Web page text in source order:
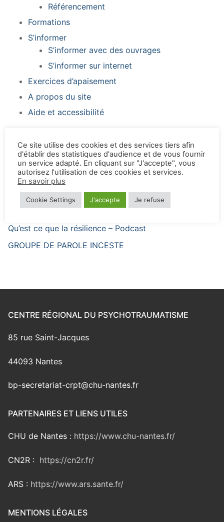
Référencement
Formations
S’informer
S’informer avec des ouvrages
S’informer sur internet
Exercices d’apaisement
A propos du site
Aide et accessibilité
ARTICLES RÉCENTS
CONGRES CUMP/CRP du 20 novembre
2026
Qu’est ce que la résilience – Podcast
GROUPE DE PAROLE INCESTE
CENTRE RÉGIONAL DU PSYCHOTRAUMATISME
85 rue Saint-Jacques
44093 Nantes
bp-secretariat-crpt@chu-nantes.fr
PARTENAIRES ET LIENS UTILES
CHU de Nantes : https://www.chu-nantes.fr/
CN2R : https://cn2r.fr/
ARS : https://www.ars.sante.fr/
MENTIONS LÉGALES
Ce site utilise des cookies et des services tiers afin
d'établir des statistiques d'audience et de vous fournir
un service adapté. En cliquant sur "J'accepte", vous
autorisez l'utilisation de ces cookies et services.
En savoir plus
Cookie Settings J'accepte Je refuse